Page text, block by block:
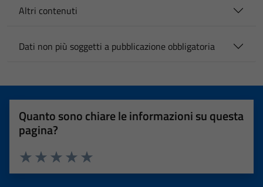
Altri contenuti
Dati non più soggetti a pubblicazione obbligatoria
Quanto sono chiare le informazioni su questa
pagina?
Valuta 5 stelle su 5
Valuta 4 stelle su 5
Valuta 3 stelle su 5
Valuta 2 stelle su 5
Valuta 1 stelle su 5